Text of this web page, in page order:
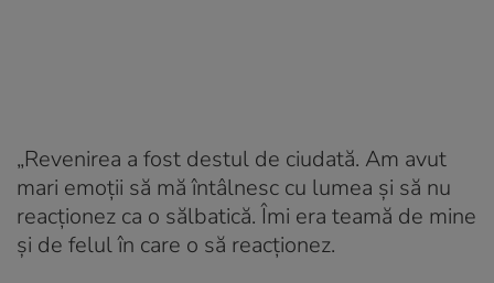
„Revenirea a fost destul de ciudată. Am avut
mari emoții să mă întâlnesc cu lumea și să nu
reacționez ca o sălbatică. Îmi era teamă de mine
și de felul în care o să reacționez.